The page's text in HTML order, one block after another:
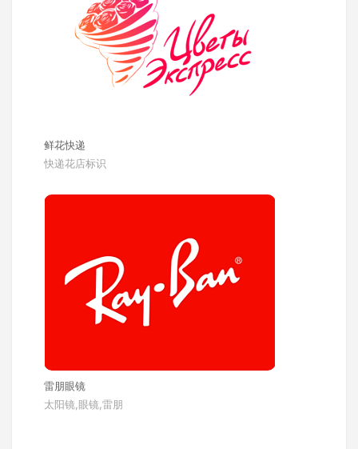
鲜花快递
快递花店标识
雷朋眼镜
太阳镜,眼镜,雷朋